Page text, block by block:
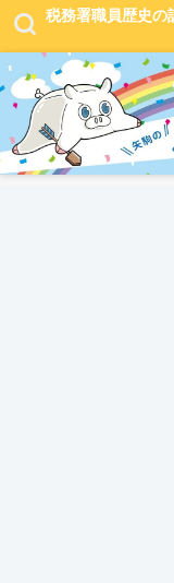
税務署職員歴史の